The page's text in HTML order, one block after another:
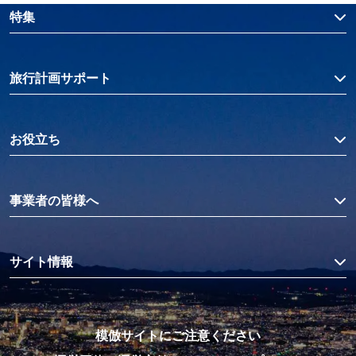
特集
旅行計画サポート
お役立ち
事業者の皆様へ
サイト情報
模倣サイトにご注意ください